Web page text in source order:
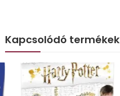
Kapcsolódó termékek